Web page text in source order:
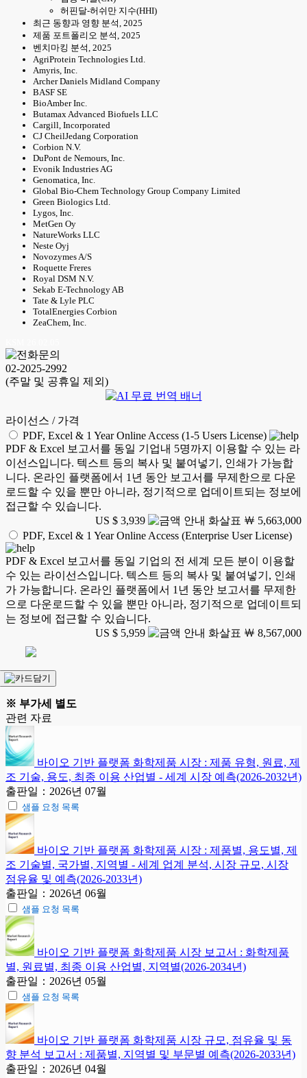
허핀달-허쉬만 지수(HHI)
최근 동향과 영향 분석, 2025
제품 포트폴리오 분석, 2025
벤치마킹 분석, 2025
AgriProtein Technologies Ltd.
Amyris, Inc.
Archer Daniels Midland Company
BASF SE
BioAmber Inc.
Butamax Advanced Biofuels LLC
Cargill, Incorporated
CJ CheilJedang Corporation
Corbion N.V.
DuPont de Nemours, Inc.
Evonik Industries AG
Genomatica, Inc.
Global Bio-Chem Technology Group Company Limited
Green Biologics Ltd.
Lygos, Inc.
MetGen Oy
NatureWorks LLC
Neste Oyj
Novozymes A/S
Roquette Freres
Royal DSM N.V.
Sekab E-Technology AB
Tate & Lyle PLC
TotalEnergies Corbion
ZeaChem, Inc.
02-2025-2992
(주말 및 공휴일 제외)
라이선스 / 가격
PDF, Excel & 1 Year Online Access (1-5 Users License)
PDF & Excel 보고서를 동일 기업내 5명까지 이용할 수 있는 라
이선스입니다. 텍스트 등의 복사 및 붙여넣기, 인쇄가 가능합
니다. 온라인 플랫폼에서 1년 동안 보고서를 무제한으로 다운
로드할 수 있을 뿐만 아니라, 정기적으로 업데이트되는 정보에
접근할 수 있습니다.
US $ 3,939
￦ 5,663,000
PDF, Excel & 1 Year Online Access (Enterprise User License)
PDF & Excel 보고서를 동일 기업의 전 세계 모든 분이 이용할
수 있는 라이선스입니다. 텍스트 등의 복사 및 붙여넣기, 인쇄
가 가능합니다. 온라인 플랫폼에서 1년 동안 보고서를 무제한
으로 다운로드할 수 있을 뿐만 아니라, 정기적으로 업데이트되
는 정보에 접근할 수 있습니다.
US $ 5,959
￦ 8,567,000
※ 부가세 별도
관련 자료
바이오 기반 플랫폼 화학제품 시장 : 제품 유형, 원료, 제
조 기술, 용도, 최종 이용 산업별 - 세계 시장 예측(2026-2032년)
출판일：2026년 07월
샘플 요청 목록
바이오 기반 플랫폼 화학제품 시장 : 제품별, 용도별, 제
조 기술별, 국가별, 지역별 - 세계 업계 분석, 시장 규모, 시장
점유율 및 예측(2026-2033년)
출판일：2026년 06월
샘플 요청 목록
바이오 기반 플랫폼 화학제품 시장 보고서 : 화학제품
별, 원료별, 최종 이용 산업별, 지역별(2026-2034년)
출판일：2026년 05월
샘플 요청 목록
바이오 기반 플랫폼 화학제품 시장 규모, 점유율 및 동
향 분석 보고서 : 제품별, 지역별 및 부문별 예측(2026-2033년)
출판일：2026년 04월